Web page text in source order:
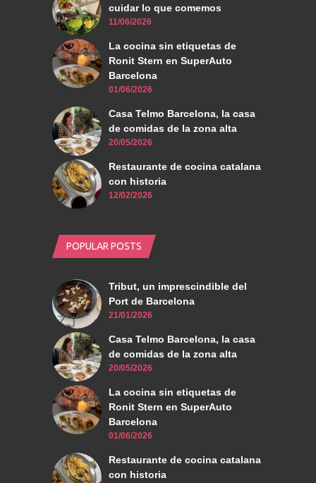
cuidar lo que comemos
11/06/2026
La cocina sin etiquetas de
Ronit Stern en SuperAuto
Barcelona
01/06/2026
Casa Telmo Barcelona, la casa
de comidas de la zona alta
20/05/2026
Restaurante de cocina catalana
con historia
12/02/2026
POPULAR POSTS
Tribut, un imprescindible del
Port de Barcelona
21/01/2026
Casa Telmo Barcelona, la casa
de comidas de la zona alta
20/05/2026
La cocina sin etiquetas de
Ronit Stern en SuperAuto
Barcelona
01/06/2026
Restaurante de cocina catalana
con historia